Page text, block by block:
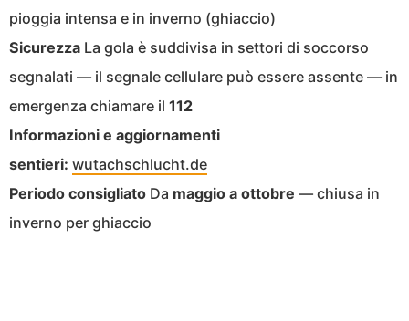
pioggia intensa e in inverno (ghiaccio)
Sicurezza La gola è suddivisa in settori di soccorso
segnalati — il segnale cellulare può essere assente — in
emergenza chiamare il 112
Informazioni e aggiornamenti
sentieri: wutachschlucht.de
Periodo consigliato Da maggio a ottobre — chiusa in
inverno per ghiaccio